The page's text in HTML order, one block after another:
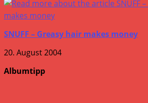
SNUFF – Greasy hair makes money
20. August 2004
Albumtipp